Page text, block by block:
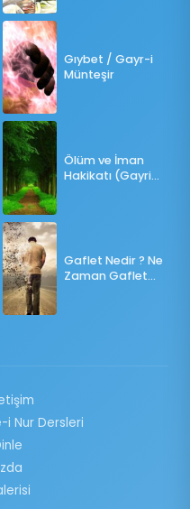
Gıybet / Gayr-i
Münteşir
Ölüm ve İman
Hakikatı (Gayri
Gaflet Nedir ? Ne
Zaman Gaflet
i Nur Dersleri